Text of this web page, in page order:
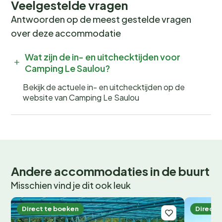
Boek nu jouw onvergetelijke
vakantie!
Wil jij wakker worden met het geluid van fluitende
vogels en de geur van verse broodjes? Boek nu jouw
plek bij Camping Le Saulou en beleef een
onvergetelijke kampeervakantie! Wees er snel bij, want
Veelgestelde vragen
Antwoorden op de meest gestelde vragen
over deze accommodatie
Wat zijn de in- en uitchecktijden voor
Camping Le Saulou?
Bekijk de actuele in- en uitchecktijden op de
website van Camping Le Saulou
Andere accommodaties in de buurt
Misschien vind je dit ook leuk
Direct te boeken Direct